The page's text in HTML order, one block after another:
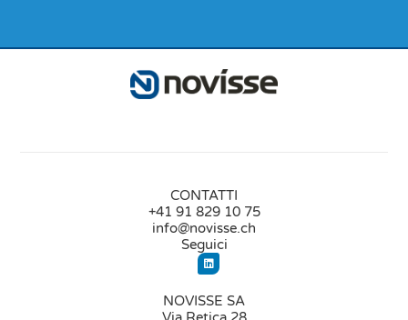
CONTATTI
+41 91 829 10 75
info@novisse.ch
Seguici
NOVISSE SA